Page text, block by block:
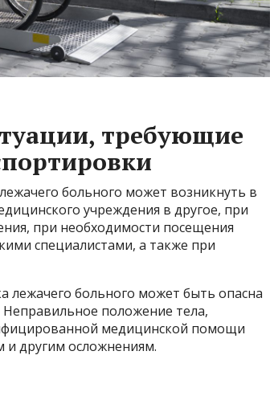
требующие
больного может возникнуть в
учреждения в другое, при
при необходимости посещения
специалистами, а также при
лежачего больного может быть опасна
положение тела,
медицинской помощи
и другим осложнениям.